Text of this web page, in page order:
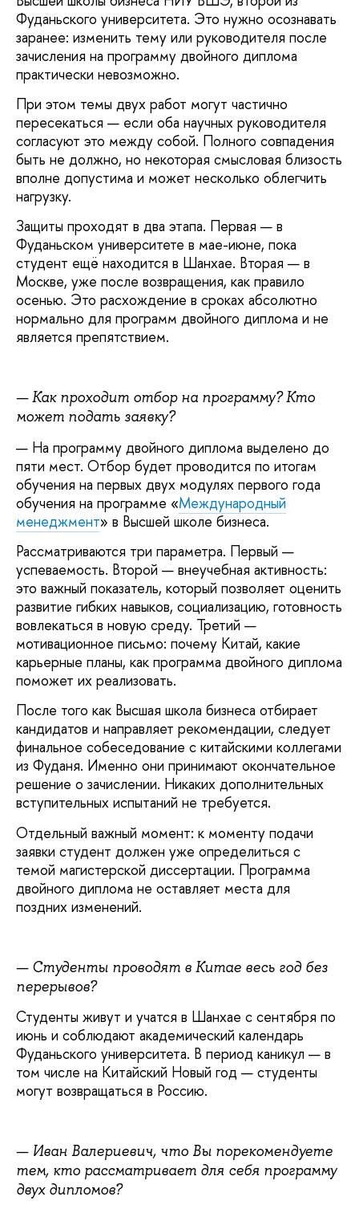
Фуданьского университета. Это нужно осознавать
заранее: изменить тему или руководителя после
зачисления на программу двойного диплома
практически невозможно.
При этом темы двух работ могут частично
пересекаться — если оба научных руководителя
согласуют это между собой. Полного совпадения
быть не должно, но некоторая смысловая близость
вполне допустима и может несколько облегчить
нагрузку.
Защиты проходят в два этапа. Первая — в
Фуданьском университете в мае-июне, пока
студент ещё находится в Шанхае. Вторая — в
Москве, уже после возвращения, как правило
осенью. Это расхождение в сроках абсолютно
нормально для программ двойного диплома и не
является препятствием.
— Как проходит отбор на программу? Кто
может подать заявку?
— На программу двойного диплома выделено до
пяти мест. Отбор будет проводится по итогам
обучения на первых двух модулях первого года
обучения на программе «Международный
менеджмент» в Высшей школе бизнеса.
Рассматриваются три параметра. Первый —
успеваемость. Второй — внеучебная активность:
это важный показатель, который позволяет оценить
развитие гибких навыков, социализацию, готовность
вовлекаться в новую среду. Третий —
мотивационное письмо: почему Китай, какие
карьерные планы, как программа двойного диплома
поможет их реализовать.
После того как Высшая школа бизнеса отбирает
кандидатов и направляет рекомендации, следует
финальное собеседование с китайскими коллегами
из Фуданя. Именно они принимают окончательное
решение о зачислении. Никаких дополнительных
вступительных испытаний не требуется.
Отдельный важный момент: к моменту подачи
заявки студент должен уже определиться с
темой магистерской диссертации. Программа
двойного диплома не оставляет места для
поздних изменений.
— Студенты проводят в Китае весь год без
перерывов?
Студенты живут и учатся в Шанхае с сентября по
июнь и соблюдают академический календарь
Фуданьского университета. В период каникул — в
том числе на Китайский Новый год — студенты
могут возвращаться в Россию.
— Иван Валериевич, что Вы порекомендуете
тем, кто рассматривает для себя программу
двух дипломов?